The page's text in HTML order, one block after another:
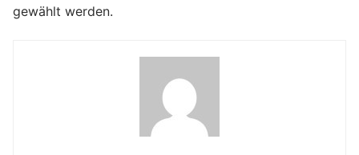
gewählt werden.